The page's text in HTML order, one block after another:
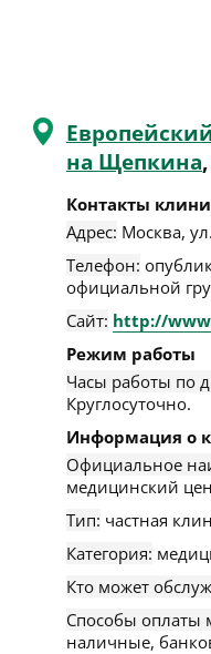
на Щепкина
Контакты
Адрес: Москва,
Телефон:
официальной
Сайт: http://
Режим работы
Часы работы по
Круглосуточно.
Информация о
Официальное
медицинский
Тип: частная
Категория:
Кто может
Способы оплаты
наличные,